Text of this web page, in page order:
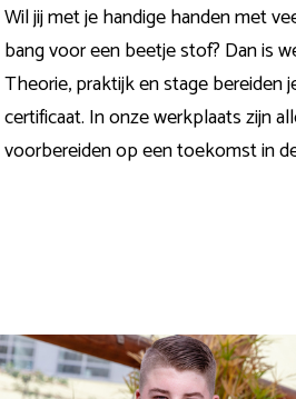
Wil jij met je handige handen met
bang voor een beetje stof? Dan is
Theorie, praktijk en stage
certificaat. In onzewerkplaatszijn
voorbereiden op een toekomst in